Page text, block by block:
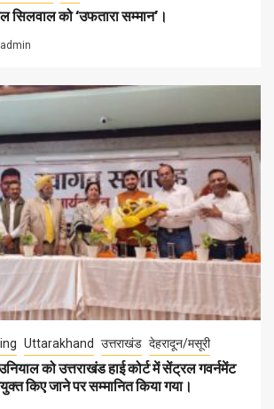
सिलवाल को ‘उफतारा सम्मान’।
admin
Uttarakhand उत्तराखंड देहरादून/मसूरी
को उत्तराखंड हाई कोर्ट में सेंट्रल गवर्नमेंट
किए जाने पर सम्मानित किया गया।